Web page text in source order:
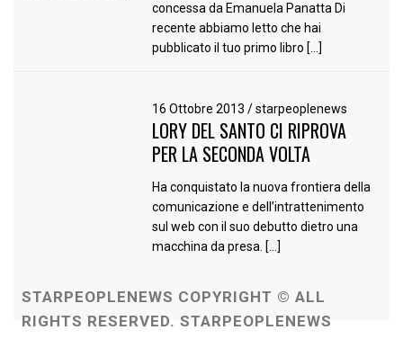
concessa da Emanuela Panatta Di
recente abbiamo letto che hai
pubblicato il tuo primo libro […]
16 Ottobre 2013/ starpeoplenews
LORY DEL SANTO CI RIPROVA
PER LA SECONDA VOLTA
Ha conquistato la nuova frontiera della
comunicazione e dell’intrattenimento
sul web con il suo debutto dietro una
macchina da presa. […]
STARPEOPLENEWS COPYRIGHT © ALL
RIGHTS RESERVED. STARPEOPLENEWS